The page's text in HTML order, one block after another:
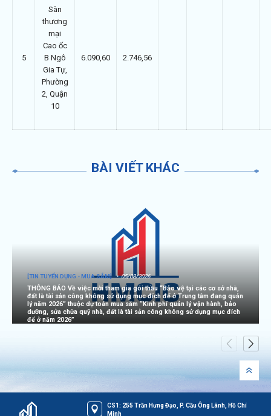
5
Sàn
thương
mại
Cao ốc
B Ngô
Gia Tự,
Phường
2, Quận
10
6.090,60 2.746,56
BÀI VIẾT KHÁC
[TIN TUYỂN DỤNG - MUA SẮM] 05/08/2026
THÔNG BÁO Về việc mời tham gia gói thầu “Bảo vệ tại các cơ sở nhà,
đất là tài sản công không sử dụng mục đích để ở Trung tâm đang quản
lý năm 2026” thuộc dự toán mua sắm “Kinh phí quản lý vận hành, bảo
dưỡng, sửa chữa quỹ nhà, đất là tài sản công không sử dụng mục đích
để ở năm 2026”
CS1: 255 Trần Hưng Đạo, P. Cầu Ông Lãnh, Hồ Chí
Minh